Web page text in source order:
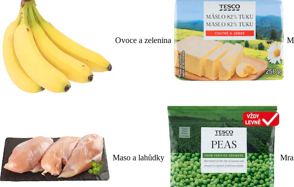
Ovoce a zelenina
Maso a lahůdky